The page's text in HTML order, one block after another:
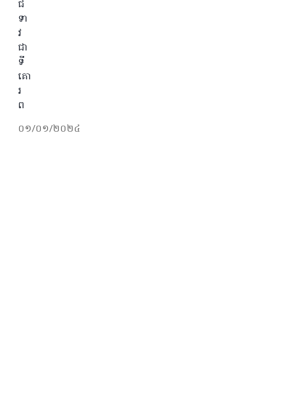
ជំ
ទា
វ
ជា
ទី
គោ
រ
ព
០១/០១/២០២៤